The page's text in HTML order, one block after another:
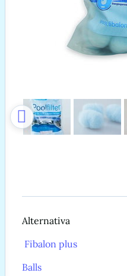
Alternativa
Fibalon plus
Balls